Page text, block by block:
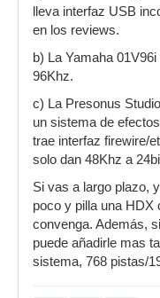
lleva interfaz USB
en los reviews.
b) La Yamaha
96Khz.
c) La Presonus
un sistema de
trae interfaz firewire/
solo dan 48Khz a
Si vas a largo plazo,
poco y pilla una HDX
convenga. Además,
puede añadirle mas
sistema, 768 pistas/